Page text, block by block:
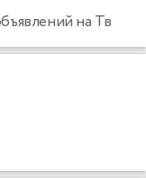
на Тв